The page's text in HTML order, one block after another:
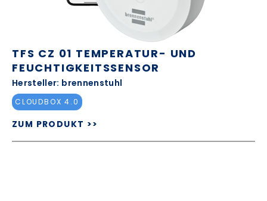
TFS CZ 01 TEMPERATUR- UND
FEUCHTIGKEITSSENSOR
Hersteller: brennenstuhl
CLOUDBOX 4.0
ZUM PRODUKT >>